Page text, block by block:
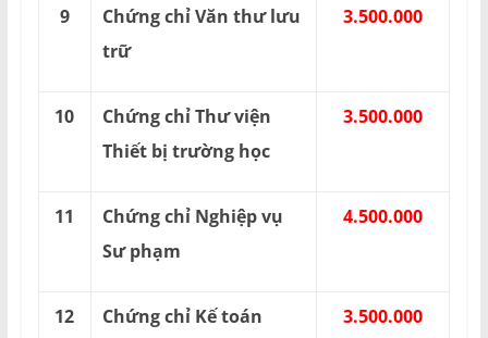
9
Chứng chỉ Văn thư lưu
trữ
3.500.000
10
Chứng chỉ Thư viện
Thiết bị trường học
3.500.000
11
Chứng chỉ Nghiệp vụ
Sư phạm
4.500.000
12
Chứng chỉ Kế toán
3.500.000